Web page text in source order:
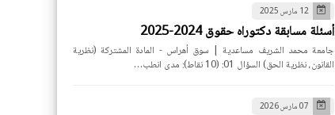
12 مارس 2025
أسئلة مسابقة دكتوراه حقوق 2024-2025
جامعة محمد الشريف مساعدية | سوق أهراس - المادة المشتركة (نظرية
القانون، نظرية الحق) السؤال 01: (10 نقاط): مدى انطب…
07 مارس 2026